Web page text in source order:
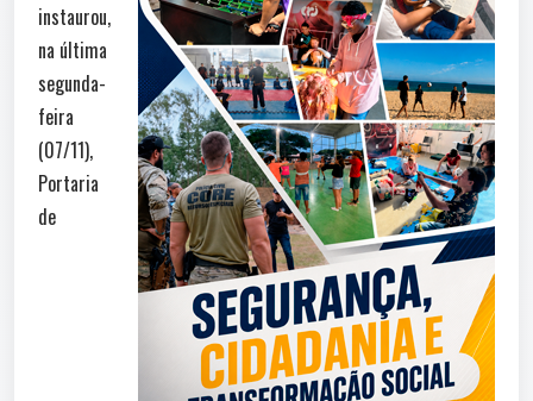
instaurou,
na última
segunda-
feira
(07/11),
Portaria
de